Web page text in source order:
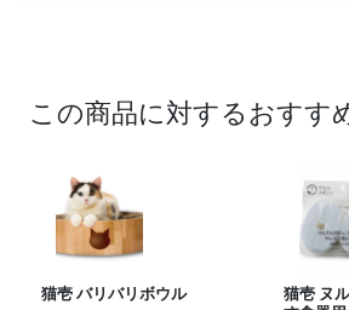
この商品に対するおすす
猫壱 バリバリボウル
猫壱 ヌ